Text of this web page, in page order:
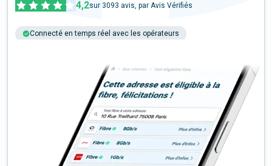
4,2sur 3093 avis, par Avis Vérifiés
Connecté en temps réel avec les opérateurs